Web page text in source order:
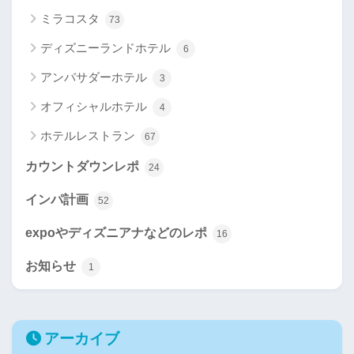
ミラコスタ 73
ディズニーランドホテル 6
アンバサダーホテル 3
オフィシャルホテル 4
ホテルレストラン 67
カウントダウンレポ 24
インパ計画 52
expoやディズニアナなどのレポ 16
お知らせ 1
アーカイブ